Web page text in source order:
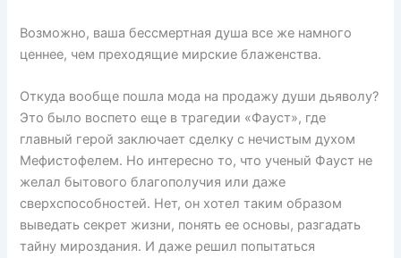
Возможно, ваша бессмертная душа все же намного
ценнее, чем преходящие мирские блаженства.
Откуда вообще пошла мода на продажу души дьяволу?
Это было воспето еще в трагедии «Фауст», где
главный герой заключает сделку с нечистым духом
Мефистофелем. Но интересно то, что ученый Фауст не
желал бытового благополучия или даже
сверхспособностей. Нет, он хотел таким образом
выведать секрет жизни, понять ее основы, разгадать
тайну мироздания. И даже решил попытаться